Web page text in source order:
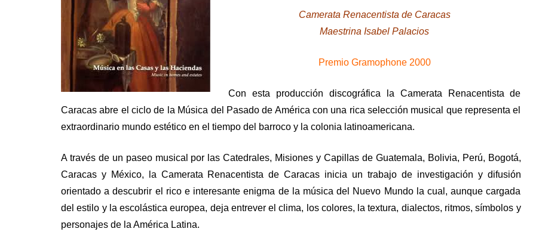
Camerata Renacentista de Caracas
Maestrina Isabel Palacios
Premio Gramophone 2000
Con esta producción discográfica la Camerata Renacentista de
Caracas abre el ciclo de la Música del Pasado de América con una rica selección musical que representa el
extraordinario mundo estético en el tiempo del barroco y la colonia latinoamericana.
A través de un paseo musical por las Catedrales, Misiones y Capillas de Guatemala, Bolivia, Perú, Bogotá,
Caracas y México, la Camerata Renacentista de Caracas inicia un trabajo de investigación y difusión
orientado a descubrir el rico e interesante enigma de la música del Nuevo Mundo la cual, aunque cargada
del estilo y la escolástica europea, deja entrever el clima, los colores, la textura, dialectos, ritmos, símbolos y
personajes de la América Latina.